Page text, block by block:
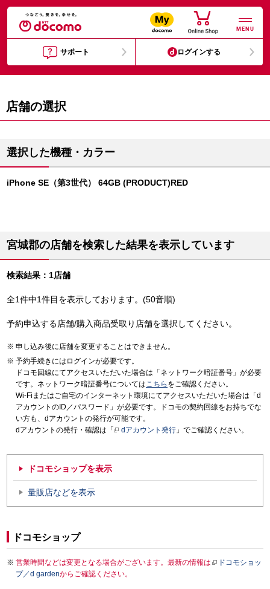
MENU
サポート ログインする
店舗の選択
選択した機種・カラー
iPhone SE（第3世代） 64GB (PRODUCT)RED
宮城郡の店舗を検索した結果を表示しています
検索結果：1店舗
全1件中1件目を表示しております。(50音順)
予約申込する店舗/購入商品受取り店舗を選択してください。
申し込み後に店舗を変更することはできません。
予約手続きにはログインが必要です。
ドコモ回線にてアクセスいただいた場合は「ネットワーク暗証番号」が必要
です。ネットワーク暗証番号についてはこちら をご確認ください。
Wi-Fiまたはご自宅のインターネット環境にてアクセスいただいた場合は「d
アカウントのID／パスワード」が必要です。ドコモの契約回線をお持ちでな
い方も、dアカウントの発行が可能です。
dアカウントの発行・確認は「
dアカウント発行 」でご確認ください。
ドコモショップを表示
量販店などを表示
ドコモショップ
営業時間などは変更となる場合がございます。最新の情報は
ドコモショッ
プ／d gardenからご確認ください。